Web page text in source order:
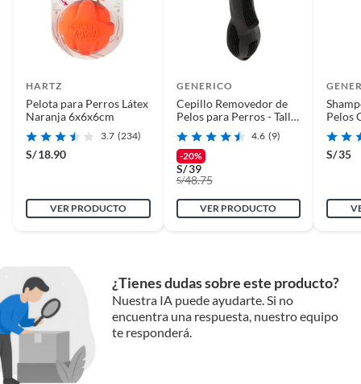
HARTZ
Pelota para Perros Látex
Naranja 6x6x6cm
3.7 (234)
S/18.90
VER PRODUCTO
GENERICO
Cepillo Removedor de
Pelos para Perros - Talla
M
4.6 (9)
-20%
S/39
S/48.75
VER PRODUCTO
Pelos
S/35
¿Tienes dudas sobre este producto?
Nuestra IA puede ayudarte. Si no
encuentra una respuesta, nuestro equipo
te responderá.